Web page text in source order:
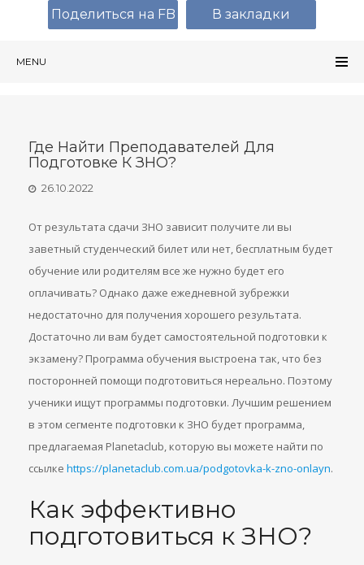
MENU
Где Найти Преподавателей Для
Подготовке К ЗНО?
26.10.2022
От результата сдачи ЗНО зависит получите ли вы
заветный студенческий билет или нет, бесплатным будет
обучение или родителям все же нужно будет его
оплачивать? Однако даже ежедневной зубрежки
недостаточно для получения хорошего результата.
Достаточно ли вам будет самостоятельной подготовки к
экзамену? Программа обучения выстроена так, что без
посторонней помощи подготовиться нереально. Поэтому
ученики ищут программы подготовки. Лучшим решением
в этом сегменте подготовки к ЗНО будет программа,
предлагаемая Planetaclub, которую вы можете найти по
ссылке https://planetaclub.com.ua/podgotovka-k-zno-onlayn.
Как эффективно
подготовиться к ЗНО?
Поделиться на FB В закладки